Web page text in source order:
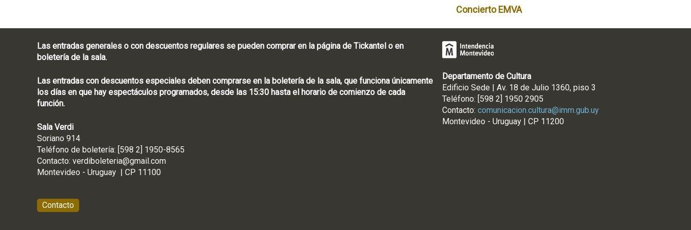
Concierto EMVA
Las entradas generales o con descuentos regulares se pueden comprar en la página de Tickantel o en
boletería de la sala.
Las entradas con descuentos especiales deben comprarse en la boletería de la sala, que funciona únicamente
los días en que hay espectáculos programados, desde las 15:30 hasta el horario de comienzo de cada
función.
Sala Verdi
Soriano 914
Teléfono de boletería: [598 2] 1950-8565
Contacto: verdiboleteria@gmail.com
Montevideo - Uruguay | CP 11100
Contacto
Departamento de Cultura
Edificio Sede | Av. 18 de Julio 1360, piso 3
Teléfono: [598 2] 1950 2905
Contacto: comunicacion.cultura@imm.gub.uy
Montevideo - Uruguay | CP 11200